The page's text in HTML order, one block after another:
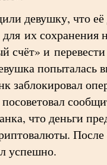
девушку, что её
их сохранения
счёт» и перевести
попыталась
заблокировал
что деньги
После
успешно.